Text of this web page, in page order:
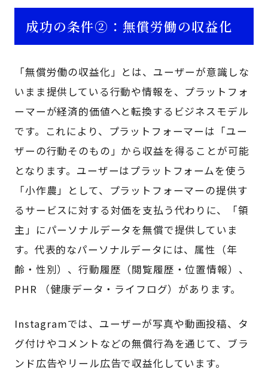
成功の条件②：無償労働の収益化
「無償労働の収益化」とは、ユーザーが意識しな
いまま提供している行動や情報を、プラットフォ
ーマーが経済的価値へと転換するビジネスモデル
です。これにより、プラットフォーマーは「ユー
ザーの行動そのもの」から収益を得ることが可能
となります。ユーザーはプラットフォームを使う
「小作農」として、プラットフォーマーの提供す
るサービスに対する対価を支払う代わりに、「領
主」にパーソナルデータを無償で提供していま
す。代表的なパーソナルデータには、属性（年
齢・性別）、行動履歴（閲覧履歴・位置情報）、
PHR （健康データ・ライフログ）があります。
Instagramでは、ユーザーが写真や動画投稿、タ
グ付けやコメントなどの無償行為を通じて、ブラ
ンド広告やリール広告で収益化しています。